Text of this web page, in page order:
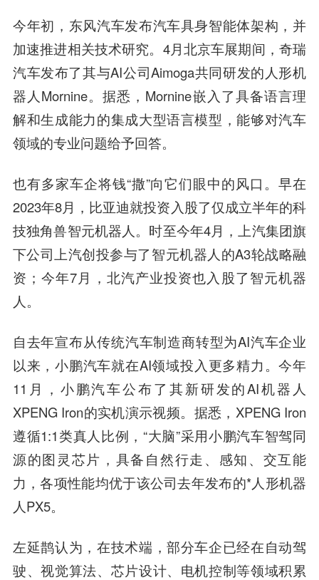
今年初，东风汽车发布汽车具身智能体架构，并
加速推进相关技术研究。4月北京车展期间，奇瑞
汽车发布了其与AI公司Aimoga共同研发的人形机
器人Mornine。据悉，Mornine嵌入了具备语言理
解和生成能力的集成大型语言模型，能够对汽车
领域的专业问题给予回答。
也有多家车企将钱“撒”向它们眼中的风口。早在
2023年8月，比亚迪就投资入股了仅成立半年的科
技独角兽智元机器人。时至今年4月，上汽集团旗
下公司上汽创投参与了智元机器人的A3轮战略融
资；今年7月，北汽产业投资也入股了智元机器
人。
自去年宣布从传统汽车制造商转型为AI汽车企业
以来，小鹏汽车就在AI领域投入更多精力。今年
11月，小鹏汽车公布了其新研发的AI机器人
XPENG Iron的实机演示视频。据悉，XPENG Iron
遵循1:1类真人比例，“大脑”采用小鹏汽车智驾同
源的图灵芯片，具备自然行走、感知、交互能
力，各项性能均优于该公司去年发布的*人形机器
人PX5。
左延鹊认为，在技术端，部分车企已经在自动驾
驶、视觉算法、芯片设计、电机控制等领域积累